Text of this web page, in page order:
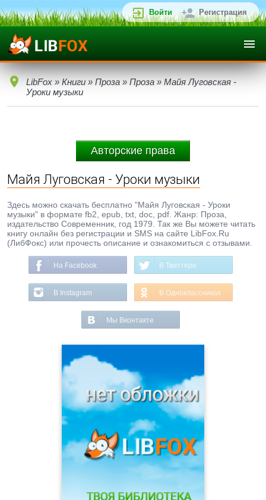
Войти Регистрация
LibFox » Книги » Проза » Проза » Майя Луговская -
Уроки музыки
Авторские права
Майя Луговская - Уроки музыки
Здесь можно скачать бесплатно "Майя Луговская - Уроки
музыки" в формате fb2, epub, txt, doc, pdf. Жанр: Проза,
издательство Современник, год 1979. Так же Вы можете читать
книгу онлайн без регистрации и SMS на сайте LibFox.Ru
(ЛибФокс) или прочесть описание и ознакомиться с отзывами.
На Facebook В Твиттере
В Instagram В Одноклассниках
Мы Вконтакте